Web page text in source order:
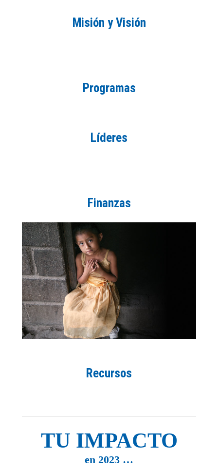
Misión y Visión
Programas
Líderes
Finanzas
Recursos
TU IMPACTO
en 2023 …